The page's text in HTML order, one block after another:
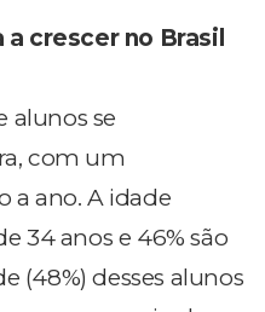
a crescer no Brasil
alunos se
com um
a ano. A idade
34 anos e 46% são
(48%) desses alunos